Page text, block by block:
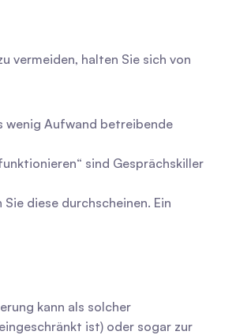
vermeiden, halten Sie sich von
wenig Aufwand betreibende
sind Gesprächskiller
diese durchscheinen. Ein
kann als solcher
ist) oder sogar zur